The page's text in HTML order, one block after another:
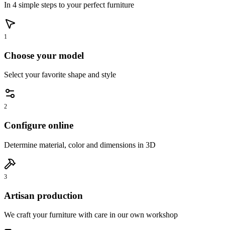
In 4 simple steps to your perfect furniture
1
Choose your model
Select your favorite shape and style
2
Configure online
Determine material, color and dimensions in 3D
3
Artisan production
We craft your furniture with care in our own workshop